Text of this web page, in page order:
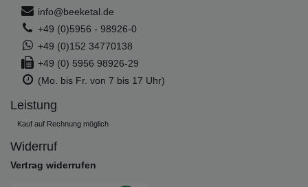
info@beeketal.de
+49 (0)5956 - 98926-0
+49 (0)152 34770138
+49 (0) 5956 98926-29
(Mo. bis Fr. von 7 bis 17 Uhr)
Leistung
Kauf auf Rechnung möglich
Widerruf
Vertrag widerrufen